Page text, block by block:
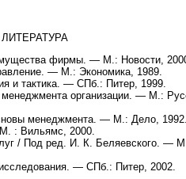
ЛИТЕРАТУРА
фирмы. — М.: Новости,
— М.: Экономика, 1989.
и тактика. — СПб.: Питер, 1999.
организации. — М.:
менеджмента. — М.: Дело,
: Вильямс, 2000.
/ Под ред. И. К. Беляевского. —
— СПб.: Питер, 2002.